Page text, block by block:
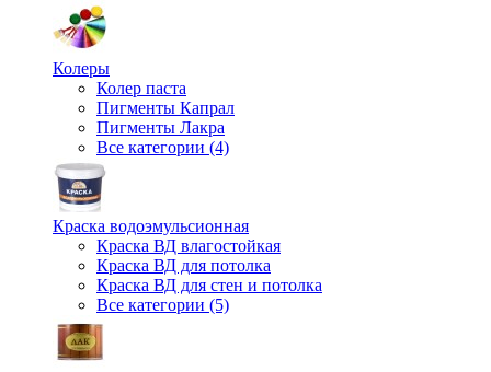
Колеры
Колер паста
Пигменты Капрал
Пигменты Лакра
Все категории (4)
Краска водоэмульсионная
Краска ВД влагостойкая
Краска ВД для потолка
Краска ВД для стен и потолка
Все категории (5)